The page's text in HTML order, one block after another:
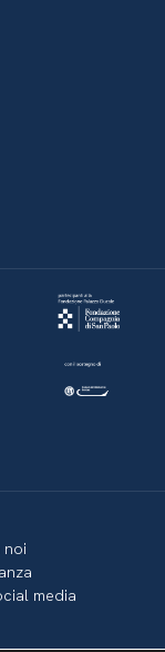
noi
media